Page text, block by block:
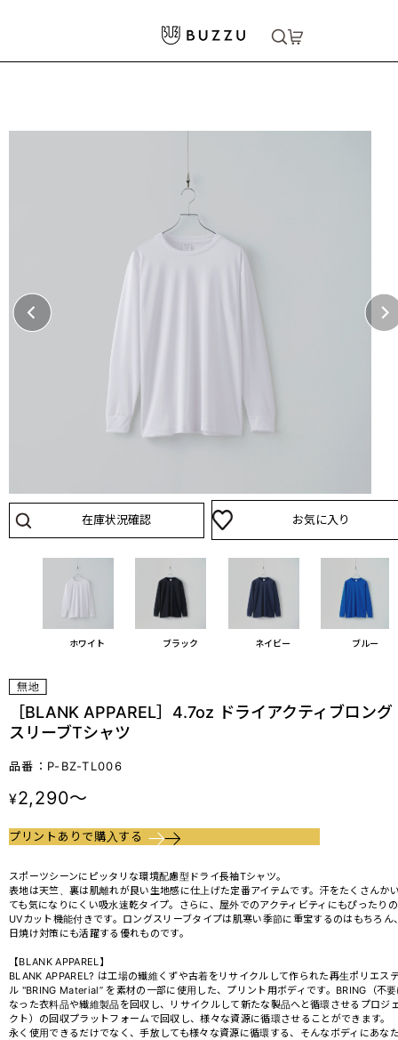
［BLANK APPAREL］4.7oz ドライアクティブロングスリーブTシャツ
在庫状況確認 お気に入り
ホワイト ブラック ネイビー ブルー
［BLANK APPAREL］4.7oz ドライアクティブロング
スリーブTシャツ
品番：P-BZ-TL006
¥2,290～
プリントありで購入する
スポーツシーンにピッタリな環境配慮型ドライ長袖Tシャツ。
表地は天竺、裏は肌離れが良い生地感に仕上げた定番アイテムです。汗をたくさんか
ても気になりにくい吸水速乾タイプ。さらに、屋外でのアクティビティにもぴったりの
UVカット機能付きです。ロングスリーブタイプは肌寒い季節に重宝するのはもちろん
日焼け対策にも活躍する優れものです。
【BLANK APPAREL】
BLANK APPAREL? は工場の繊維くずや古着をリサイクルして作られた再生ポリエス
ル "BRING Material” を素材の一部に使用した、プリント用ボディです。BRING（不
なった衣料品や繊維製品を回収し、リサイクルして新たな製品へと循環させるプロジ
クト）の回収プラットフォームで回収し、様々な資源に循環させることができます。
永く使用できるだけでなく、手放しても様々な資源に循環する、そんなボディにあな